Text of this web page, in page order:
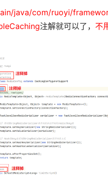
java/com/ruoyi/
注解就可以了， 不